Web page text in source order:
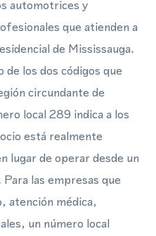
automotrices y
que atienden a
de Mississauga.
de los dos códigos que
circundante de
local 289 indica a los
está realmente
lugar de operar desde un
las empresas que
atención médica,
un número local